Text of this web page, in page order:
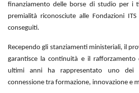
finanziamento delle borse di studio per i
premialità riconosciute alle Fondazioni
conseguiti.
Recependo gli stanziamenti ministeriali, il
garantisce la continuità e il
ultimi anni ha rappresentato uno dei
connessione tra formazione, innovazione e